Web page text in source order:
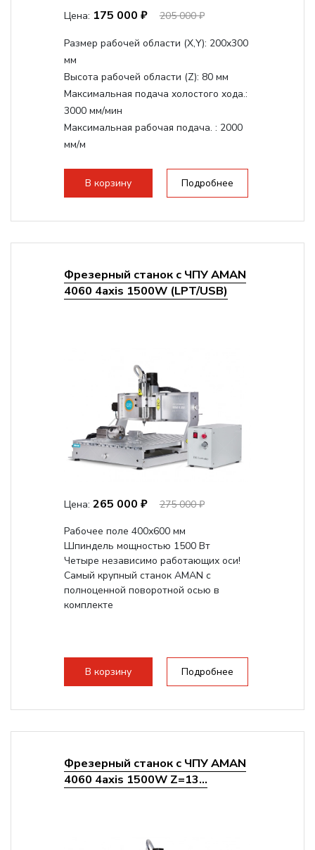
Цена: 175 000 ₽ 205 000 ₽
Размер рабочей области (Х,Y): 200x300
мм
Высота рабочей области (Z): 80 мм
Максимальная подача холостого хода.:
3000 мм/мин
Максимальная рабочая подача. : 2000
мм/м
стандартно:Т-слот
Цанговый патрон:ER11
В корзину Подробнее
Фрезерный станок с ЧПУ AMAN
4060 4axis 1500W (LPT/USB)
Цена: 265 000 ₽
275 000 ₽
Рабочее поле 400х600 мм
Шпиндель мощностью 1500 Вт
Четыре независимо работающих оси!
Самый крупный станок AMAN с
полноценной поворотной осью в
комплекте
В корзину Подробнее
Фрезерный станок с ЧПУ AMAN
4060 4axis 1500W Z=13...